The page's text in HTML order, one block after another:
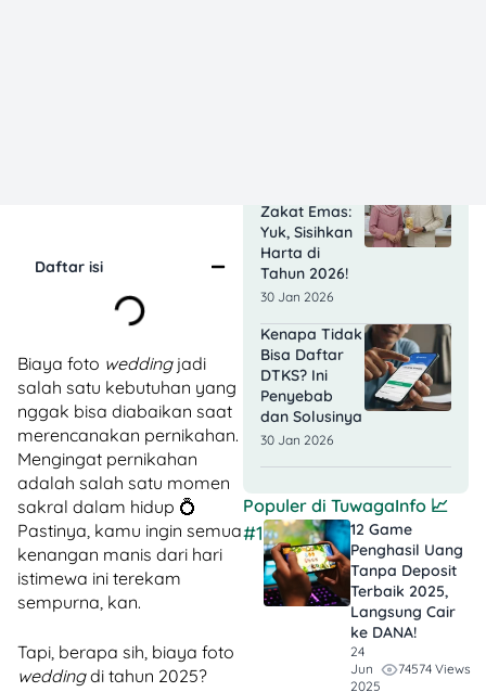
Daftar isi
Biaya foto wedding jadi
salah satu kebutuhan yang
nggak bisa diabaikan saat
merencanakan pernikahan.
Mengingat pernikahan
adalah salah satu momen
sakral dalam hidup 💍
Pastinya, kamu ingin semua
kenangan manis dari hari
istimewa ini terekam
sempurna, kan.
Tapi, berapa sih, biaya foto
weddingdi tahun 2025?
Zakat Emas:
Yuk, Sisihkan
Harta di
Tahun 2026!
30 Jan 2026
Kenapa Tidak
Bisa Daftar
DTKS? Ini
Penyebab
dan Solusinya
30 Jan 2026
Populer di TuwagaInfo 📈
#1
12 Game
Penghasil Uang
Tanpa Deposit
Terbaik 2025,
Langsung Cair
ke DANA!
24
Jun
2025
74574 Views